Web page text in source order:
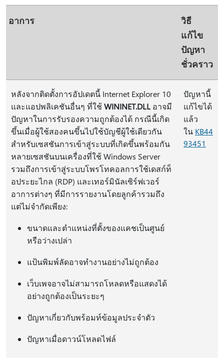
อาการ
วิธี
แก้ไข
ปัญหา
ชั่วคราว
หลังจากติดตั้งการอัปเดตนี้ Internet Explorer 10
และแอปพลิเคชันอื่นๆ ที่ใช้WININET.DLL อาจมี
ปัญหาในการรับรองความถูกต้องได้ กรณีนี้เกิด
ขึ้นเมื่อผู้ใช้สองคนขึ้นไปใช้บัญชีผู้ใช้เดียวกัน
สำหรับเซสชันการเข้าสู่ระบบที่เกิดขึ้นพร้อมกัน
หลายเซสชันบนเครื่องที่ใช้ Windows Server
รวมถึงการเข้าสู่ระบบโพรโทคอลการใช้เดสก์ท็
อประยะไกล (RDP) และเทอร์มินัลเซิร์ฟเวอร์
อาการต่างๆ ที่มีการรายงานโดยลูกค้ารวมถึง
แต่ไม่จำกัดเพียง:
ขนาดและตำแหน่งที่ตั้งของแคชเป็นศูนย์
หรือว่างเปล่า
แป้นพิมพ์ลัดอาจทำงานอย่างไม่ถูกต้อง
เว็บเพจอาจไม่สามารถโหลดหรือแสดงได้
อย่างถูกต้องเป็นระยะๆ
ปัญหาเกี่ยวกับพร้อมท์ข้อมูลประจำตัว
ปัญหาเมื่อดาวน์โหลดไฟล์
ปัญหานี้
แก้ไขได้
แล้ว
ใน KB44
93451